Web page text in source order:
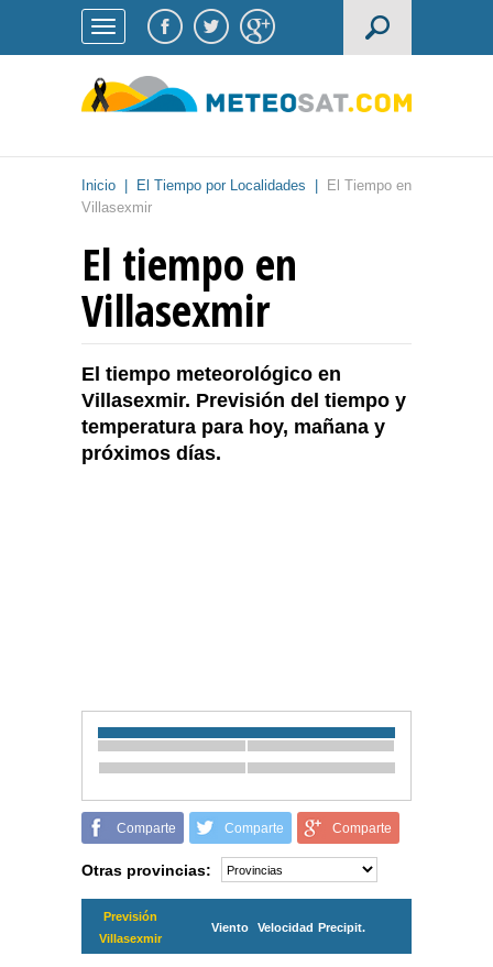
Inicio El Tiempo por Localidades
El Tiempo en
Villasexmir
El tiempo en
Villasexmir
El tiempo meteorológico en
Villasexmir. Previsión del tiempo y
temperatura para hoy, mañana y
próximos días.
Comparte Comparte Comparte
Otras provincias:
Previsión
Villasexmir
Viento Velocidad Precipit.